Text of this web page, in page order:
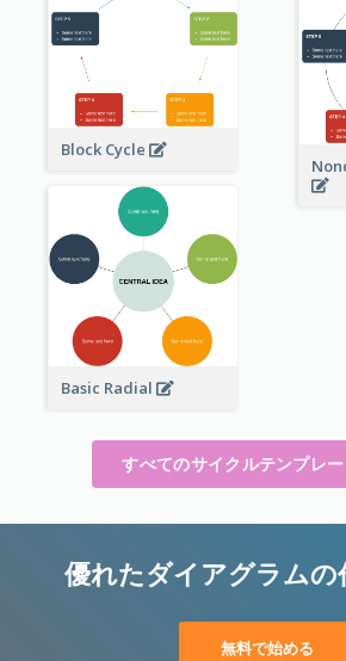
Block Cycle
Basic Radial
すべてのサイクルテンプレ
優れたダイアグラムの
無料で始める